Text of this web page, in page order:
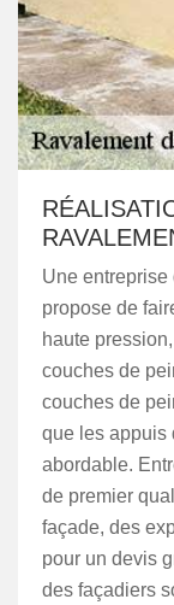
Une
propose de
haute
couches de
couches de
que les appuis
abordable.
de premier
façade, des
pour un devis
des façadiers